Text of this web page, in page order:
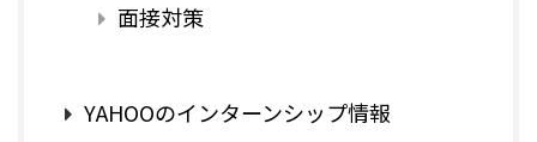
面接対策
YAHOOのインターンシップ情報